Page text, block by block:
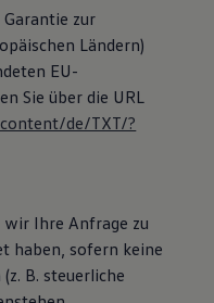
zur
Ländern)
EU-
Sie über die URL
de/TXT/?
Ihre Anfrage zu
haben, sofern keine
B. steuerliche